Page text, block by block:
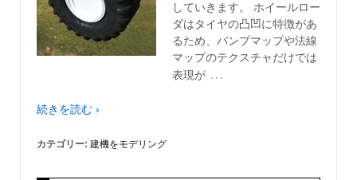
していきます。 ホイールロー
ダはタイヤの凸凹に特徴があ
るため、バンプマップや法線
マップのテクスチャだけでは
表現が …
続きを読む ›
カテゴリー: 建機をモデリング